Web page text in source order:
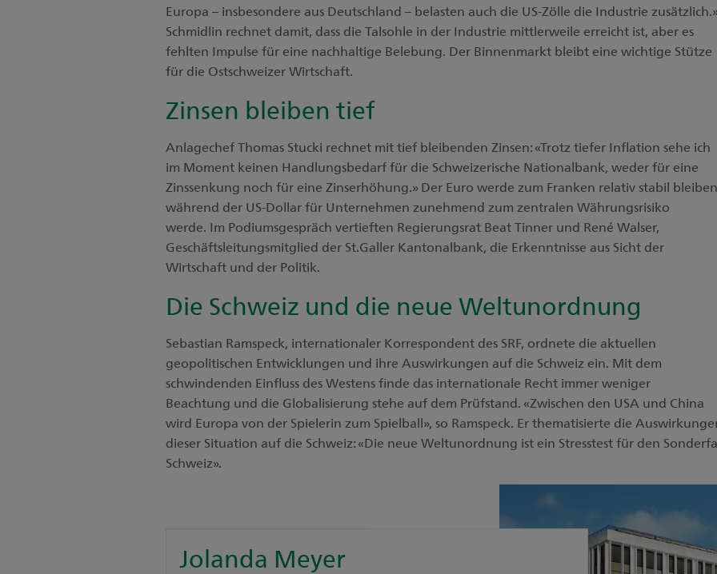
Europa – insbesondere aus Deutschland – belasten auch die US-Zölle die Industrie zusätzlich.»
Schmidlin rechnet damit, dass die Talsohle in der Industrie mittlerweile erreicht ist, aber es
fehlten Impulse für eine nachhaltige Belebung. Der Binnenmarkt bleibt eine wichtige Stütze
für die Ostschweizer Wirtschaft.
Zinsen bleiben tief
Anlagechef Thomas Stucki rechnet mit tief bleibenden Zinsen: «Trotz tiefer Inflation sehe ich
im Moment keinen Handlungsbedarf für die Schweizerische Nationalbank, weder für eine
Zinssenkung noch für eine Zinserhöhung.» Der Euro werde zum Franken relativ stabil
während der US-Dollar für Unternehmen zunehmend zum zentralen Währungsrisiko
werde. Im Podiumsgespräch vertieften Regierungsrat Beat Tinner und René Walser,
Geschäftsleitungsmitglied der St.Galler Kantonalbank, die Erkenntnisse aus Sicht der
Wirtschaft und der Politik.
Die Schweiz und die neue Weltunordnung
Sebastian Ramspeck, internationaler Korrespondent des SRF, ordnete die aktuellen
geopolitischen Entwicklungen und ihre Auswirkungen auf die Schweiz ein. Mit dem
schwindenden Einfluss des Westens finde das internationale Recht immer weniger
Beachtung und die Globalisierung stehe auf dem Prüfstand. «Zwischen den USA und China
wird Europa von der Spielerin zum Spielball», so Ramspeck. Er thematisierte die
dieser Situation auf die Schweiz: «Die neue Weltunordnung ist ein Stresstest für den
Schweiz».
Jolanda Meyer